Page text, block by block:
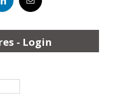
- Login